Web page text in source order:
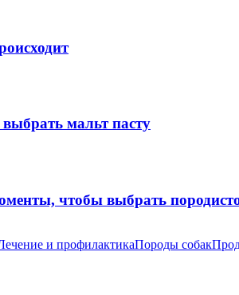
мальт пасту
чтобы выбрать
и профилактикаПороды собак